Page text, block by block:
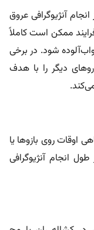
آنژیوگرافی عروق
ممکن است کاملاً
شود. در برخی
دیگر را با هدف
اوقات روی بازوها یا
انجام آنژیوگرافی